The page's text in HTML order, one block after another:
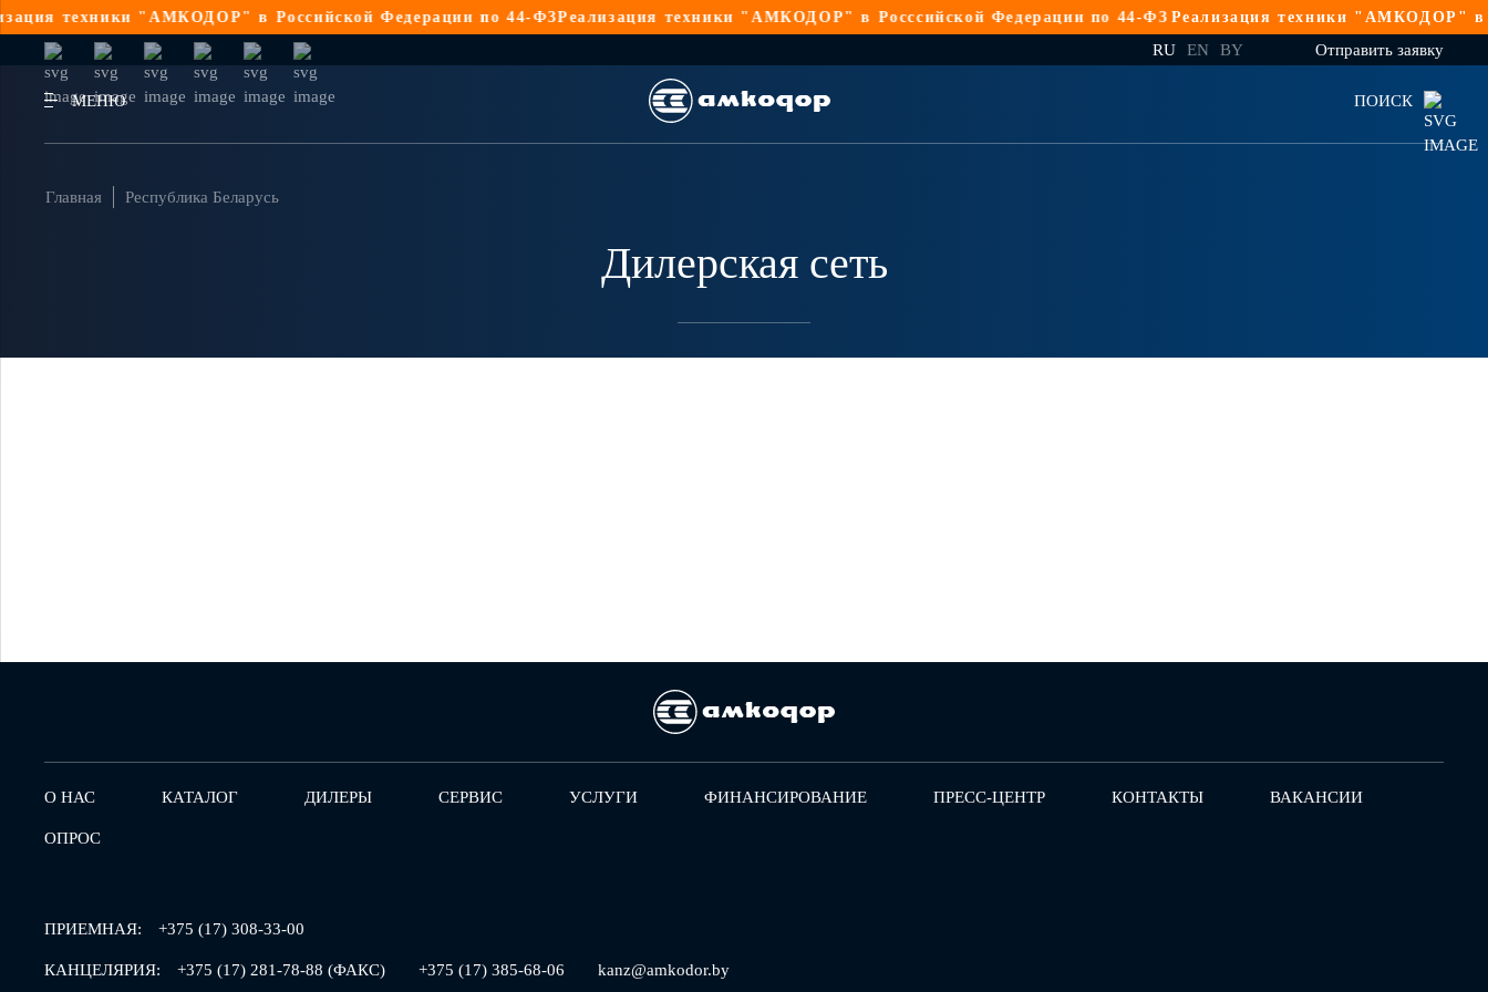
техники "АМКОДОР" в Российской Федерации по 44-ФЗРеализация техники "АМКОДОР" в Росссийской Федерации по 44-ФЗРеализация техники "АМКОДОР" в
RU EN BY Отправить заявку
МЕНЮ ПОИСК
Главная Республика Беларусь
Дилерская сеть
О НАС КАТАЛОГ ДИЛЕРЫ СЕРВИС УСЛУГИ ФИНАНСИРОВАНИЕ ПРЕСС-ЦЕНТР КОНТАКТЫ ВАКАНСИИ
ОПРОС
ПРИЕМНАЯ: +375 (17) 308-33-00
КАНЦЕЛЯРИЯ: +375 (17) 281-78-88 (ФАКС) +375 (17) 385-68-06 kanz@amkodor.by